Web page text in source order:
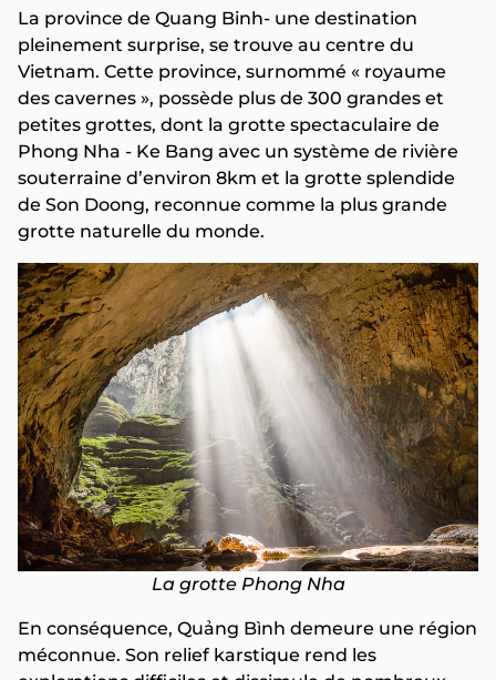
La province de Quang Binh- une destination
pleinement surprise, se trouve au centre du
Vietnam. Cette province, surnommé « royaume
des cavernes », possède plus de 300 grandes et
petites grottes, dont la grotte spectaculaire de
Phong Nha - Ke Bang avec un système de rivière
souterraine d’environ 8km et la grotte splendide
de Son Doong, reconnue comme la plus grande
grotte naturelle du monde.
La grotte Phong Nha
En conséquence, Quảng Bình demeure une région
méconnue. Son relief karstique rend les